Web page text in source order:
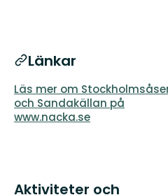
Länkar
Läs mer om
och Sandakällan på
www.nacka.se
Aktiviteter och